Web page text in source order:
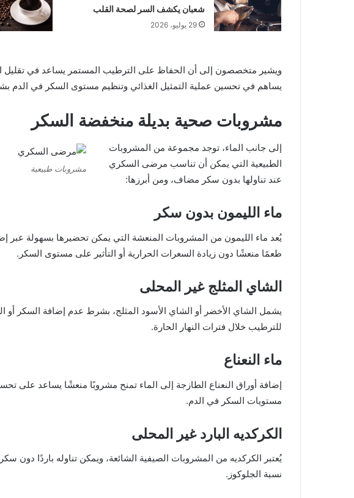
شعبان يكشف السر لصحة القلب
29 يوليو، 2026
ويشير متخصصون إلى أن الحفاظ على الترطيب المستمر يساعد في تقليل
يساهم في تحسين عملية التمثيل الغذائي وتنظيم مستوى السكر في الدم
مشروبات صحية بديلة منخفضة السكر
مشروبات طبيعية
إلى جانب الماء، توجد مجموعة من المشروبات
الطبيعية التي يمكن أن تناسب مرضى السكري
عند تناولها بدون سكر مضاف، ومن أبرزها:
ماء الليمون بدون سكر
يُعد ماء الليمون من المشروبات المنعشة التي يمكن تحضيرها بسهولة عبر
طعمًا منعشًا دون زيادة السعرات الحرارية أو التأثير على مستوى السكر.
الشاي المثلج غير المحلى
يشمل الشاي الأخضر أو الشاي الأسود المثلج، بشرط عدم إضافة السكر أو
للترطيب خلال فترات النهار الحارة.
ماء النعناع
إضافة أوراق النعناع الطازجة إلى الماء تمنح مشروبًا منعشًا يساعد على
مستويات السكر في الدم.
الكركديه البارد غير المحلى
يُعتبر الكركديه من المشروبات الصيفية الشائعة، ويمكن تناوله باردًا دون
نسبة الجلوكوز.